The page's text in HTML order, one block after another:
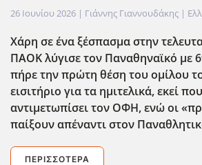
26 Ιουνίου 2026 | Γιάννης Γιαννουδάκης |
Χάρη σε ένα ξέσπασμα στην
ΠΑΟΚ λύγισε τον Παναθηναϊκό με
πήρε την πρώτη θέση του ομίλου
εισιτήριο για τα ημιτελικά, εκεί
αντιμετωπίσει τον ΟΦΗ, ενώ οι
παίξουν απέναντι στον
ΠΕΡΙΣΣΌΤΕΡΑ